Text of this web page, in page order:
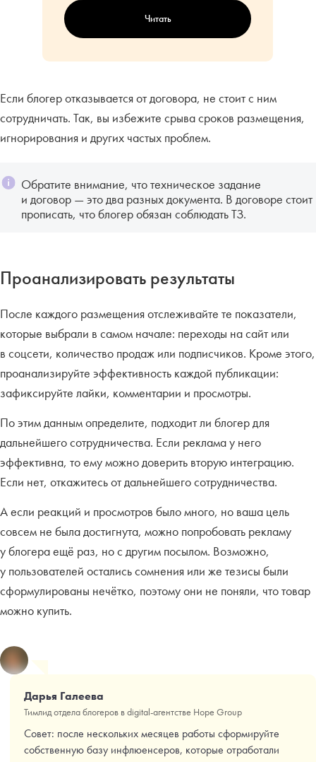
Читать
Если блогер отказывается от договора, не стоит с ним
сотрудничать. Так, вы избежите срыва сроков размещения,
игнорирования и других частых проблем.
Обратите внимание, что техническое задание
и договор — это два разных документа. В договоре стоит
прописать, что блогер обязан соблюдать ТЗ.
Проанализировать результаты
После каждого размещения отслеживайте те показатели,
которые выбрали в самом начале: переходы на сайт или
в соцсети, количество продаж или подписчиков. Кроме этого,
проанализируйте эффективность каждой публикации:
зафиксируйте лайки, комментарии и просмотры.
По этим данным определите, подходит ли блогер для
дальнейшего сотрудничества. Если реклама у него
эффективна, то ему можно доверить вторую интеграцию.
Если нет, откажитесь от дальнейшего сотрудничества.
А если реакций и просмотров было много, но ваша цель
совсем не была достигнута, можно попробовать рекламу
у блогера ещё раз, но с другим посылом. Возможно,
у пользователей остались сомнения или же тезисы были
сформулированы нечётко, поэтому они не поняли, что товар
можно купить.
Дарья Галеева
Тимлид отдела блогеров в digital-агентстве Hope Group
Совет: после нескольких месяцев работы сформируйте
собственную базу инфлюенсеров, которые отработали